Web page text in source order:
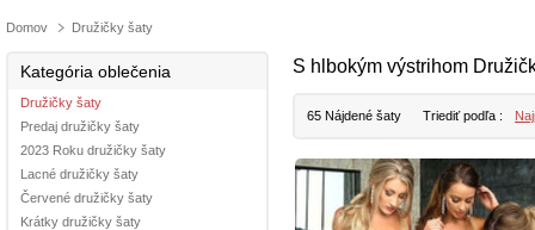
Domov Družičky šaty
Kategória oblečenia
Družičky šaty
Predaj družičky šaty
2023 Roku družičky šaty
Lacné družičky šaty
Červené družičky šaty
Krátky družičky šaty
S hlbokým výstrihom
65 Nájdené šaty Triediť podľa :